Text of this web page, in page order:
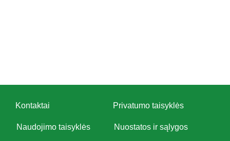
Kontaktai Privatumo taisyklės
Naudojimo taisyklės Nuostatos ir sąlygos